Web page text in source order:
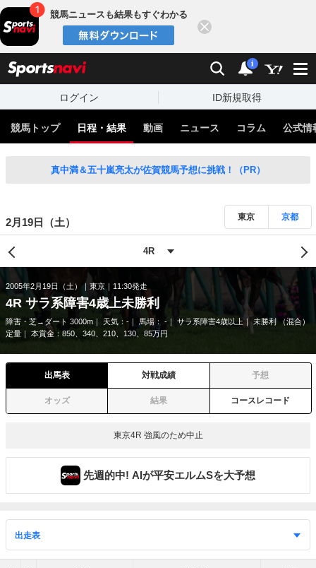
競馬ニュースも結果もすぐわかる
検索 通知
i
ログイン ID新規取得
競馬トップ 日程・結果 動画 ニュース コラム 公式情
真中満＆五十嵐亮太が佐賀競馬予想に挑戦！（PR）
2月19日（土） 東京 京都
2005年2月19日（土） 東京 11:30発走
4R サラ系障害4歳上未勝利
障害・芝→ダート 3000m 天気：- 馬場： - サラ系障害4歳以上
未勝利 （混合）
定量
本賞金：850、340、210、130、85万円
出馬表 対戦成績 予想
オッズ 結果 コースレコード
東京4R 強風のため中止
先週的中! AIが平安エルムSを大予想